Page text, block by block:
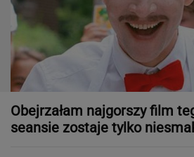
Obejrzałam najgorszy film
seansie zostaje tylko